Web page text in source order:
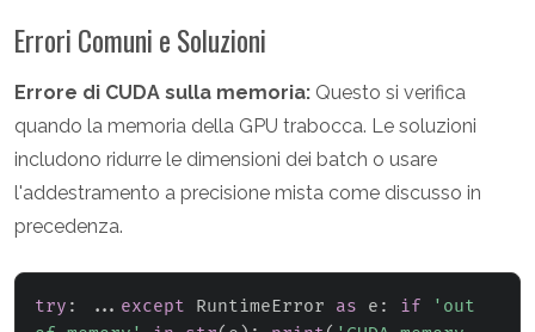
Errori Comuni e Soluzioni
Errore di CUDA sulla memoria: Questo si verifica
quando la memoria della GPU trabocca. Le soluzioni
includono ridurre le dimensioni dei batch o usare
l'addestramento a precisione mista come discusso in
precedenza.
try : ... except RuntimeError as e : if
'out